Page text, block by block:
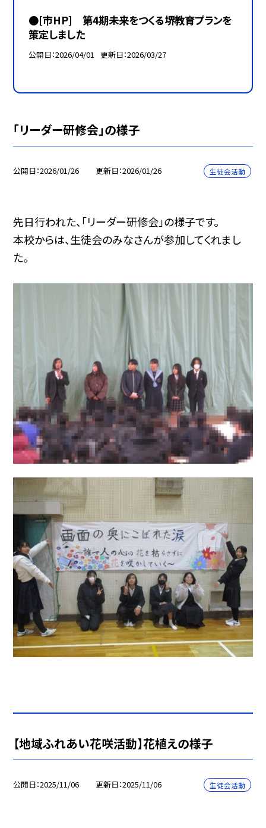
●[市HP] 第4期未来をつくる堺教育プランを
策定しました
公開日 2026/04/01 更新日 2026/03/27
「リーダー研修会」の様子
公開日 2026/01/26 更新日 2026/01/26 生徒会活動
先日行われた、「リーダー研修会」の様子です。
本校からは、生徒会のみなさんが参加してくれまし
た。
【地域ふれあい花咲活動】花植えの様子
公開日 2025/11/06 更新日 2025/11/06 生徒会活動